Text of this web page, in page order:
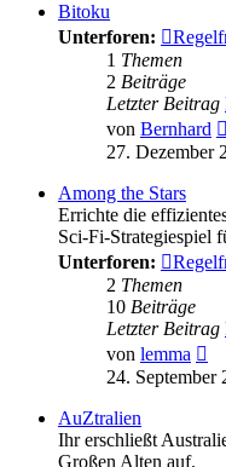
Bitoku
Unterforen:
1 Themen
2 Beiträge
Letzter Beitrag
von Bernhard
27. Dezember
Among the Stars
Errichte die
Sci-Fi-Strategiespiel
Unterforen:
2 Themen
10 Beiträge
Letzter Beitrag
von lemma
24. September
AuZtralien
Ihr erschließt
Großen Alten auf.